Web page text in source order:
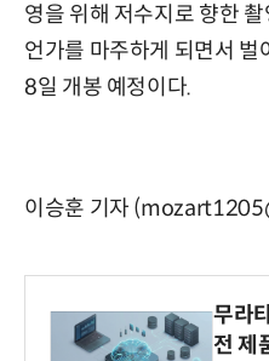
영을 위해 저수지로 향한
언가를 마주하게 되면서
8일 개봉 예정이다.
이승훈 기자
무라
전 제